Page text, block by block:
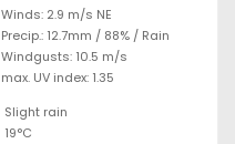
Winds: 2.9 m/s NE
Precip.: 12.7mm / 88% / Rain
Windgusts: 10.5 m/s
max. UV index: 1.35
Slight rain
19°C